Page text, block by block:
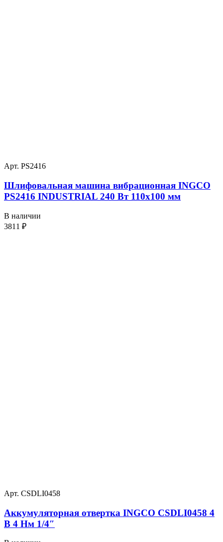
Арт. PS2416
Шлифовальная машина вибрационная INGCO
PS2416 INDUSTRIAL 240 Вт 110х100 мм
В наличии
3811 ₽
Арт. CSDLI0458
Аккумуляторная отвертка INGCO CSDLI0458 4
В 4 Нм 1/4″